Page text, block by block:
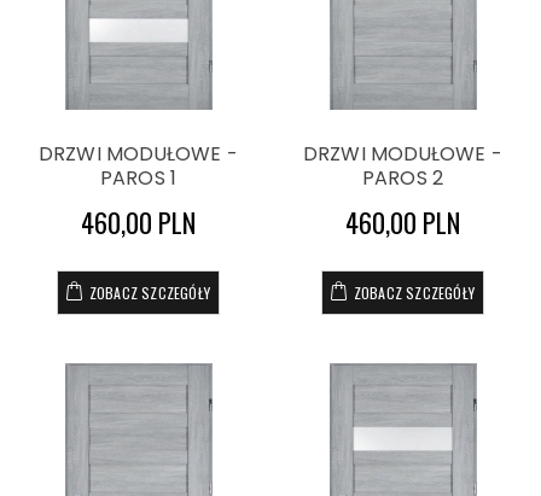
DRZWI MODUŁOWE -
PAROS 1
460,00 PLN
ZOBACZ SZCZEGÓŁY
DRZWI MODUŁOWE -
PAROS 2
460,00 PLN
ZOBACZ SZCZEGÓŁY